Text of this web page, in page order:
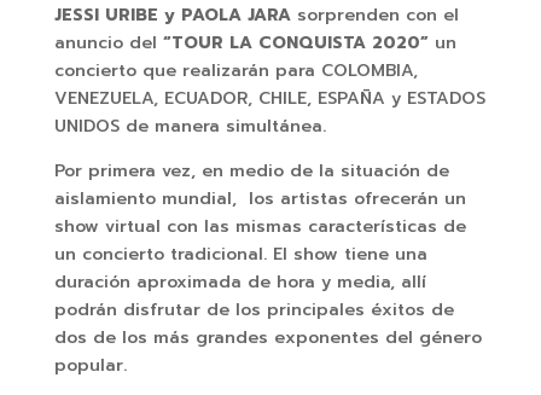
JESSI URIBE y PAOLA JARAsorprenden con el
anuncio del “TOUR LA CONQUISTA 2020” un
concierto que realizarán para COLOMBIA,
VENEZUELA, ECUADOR, CHILE, ESPAÑA y ESTADOS
UNIDOS de manera simultánea.
Por primera vez, en medio de la situación de
aislamiento mundial, los artistas ofrecerán un
show virtual con las mismas características de
un concierto tradicional. El show tiene una
duración aproximada de hora y media, allí
podrán disfrutar de los principales éxitos de
dos de los más grandes exponentes del género
popular.